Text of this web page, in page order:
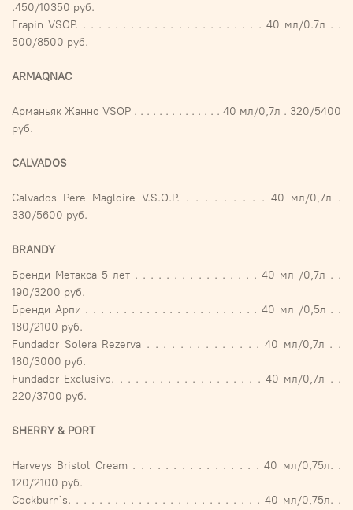
.450/10350 руб.
Frapin VSOP. . . . . . . . . . . . . . . . . . . . . . . . 40 мл/0.7л . .
500/8500 руб.
ARMAQNAC
Арманьяк Жанно VSOP . . . . . . . . . . . . . . 40 мл/0,7л . 320/5400
руб.
CALVADOS
Calvados Pere Magloire V.S.O.P. . . . . . . . . . 40 мл/0,7л .
330/5600 руб.
BRANDY
Бренди Метакса 5 лет . . . . . . . . . . . . . . . . 40 мл /0,7л . .
190/3200 руб.
Бренди Арпи . . . . . . . . . . . . . . . . . . . . . . . 40 мл /0,5л . .
180/2100 руб.
Fundador Solera Rezerva . . . . . . . . . . . . . . 40 мл/0,7л . .
180/3000 руб.
Fundador Exclusivo. . . . . . . . . . . . . . . . . . . 40 мл/0,7л . .
220/3700 руб.
SHERRY & PORT
Harveys Bristol Cream . . . . . . . . . . . . . . . . 40 мл/0,75л. .
120/2100 руб.
Cockburn`s. . . . . . . . . . . . . . . . . . . . . . . . . 40 мл/0,75л. .